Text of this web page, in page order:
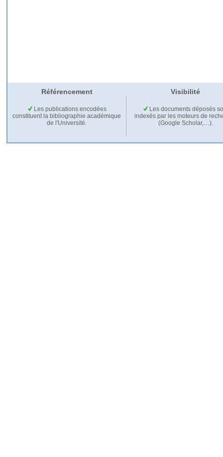
Référencement Visibilité
Les publications encodées
constituent la bibliographie académique
de l'Université.
Les documents déposés
indexés par les moteurs de
(Google Scholar,…).